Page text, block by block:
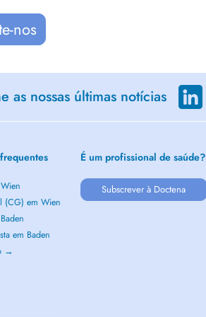
nos
as nossas últimas notícias
(CG) em Wien
em Baden
→
É um profissional de saúde?
Subscrever à Doctena